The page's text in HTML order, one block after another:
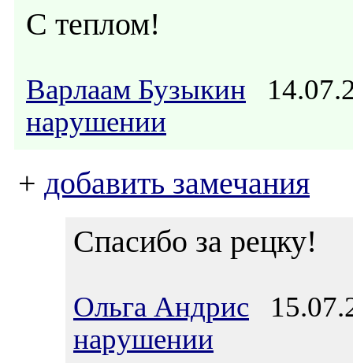
С теплом!
Варлаам Бузыкин
нарушении
+ добавить замечания
Спасибо за рецку!
Ольга Андрис
нарушении